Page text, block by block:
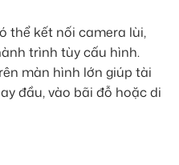
thể kết nối camera lùi,
trình tùy cấu hình.
màn hình lớn giúp tài
đầu, vào bãi đỗ hoặc di